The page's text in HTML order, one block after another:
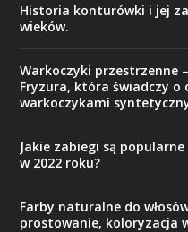
Historia konturówki i jej
wieków.
Warkoczyki przestrzenne
Fryzura, która świadczy o
warkoczykami
Jakie zabiegi są
w 2022 roku?
Farby naturalne do
prostowanie, koloryzacja